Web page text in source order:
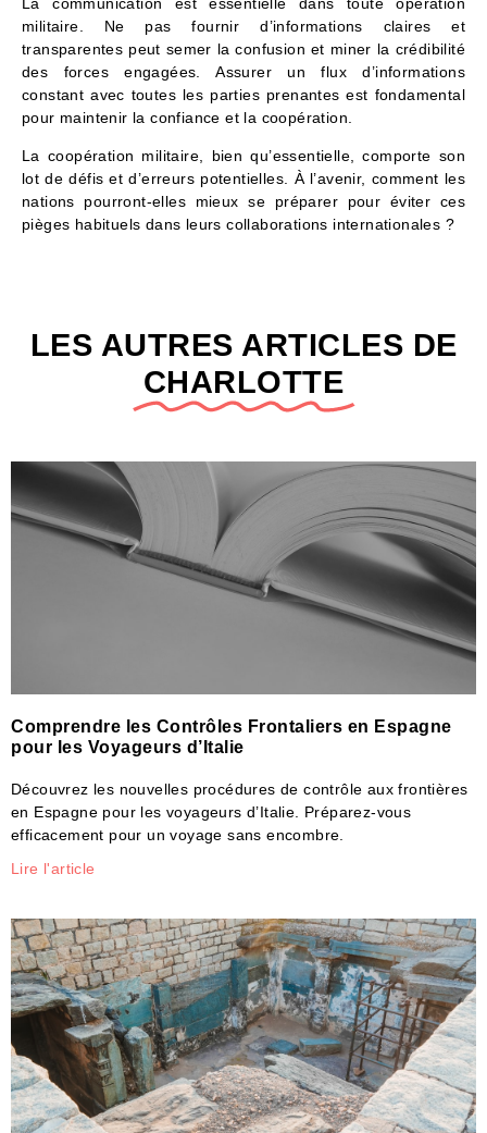
militaire. Ne pas fournir d’informations claires et
transparentes peut semer la confusion et miner la crédibilité
des forces engagées. Assurer un flux d’informations
constant avec toutes les parties prenantes est fondamental
pour maintenir la confiance et la coopération.
La coopération militaire, bien qu’essentielle, comporte son
lot de défis et d’erreurs potentielles. À l’avenir, comment les
nations pourront-elles mieux se préparer pour éviter ces
pièges habituels dans leurs collaborations internationales ?
LES AUTRES ARTICLES DE
CHARLOTTE
Comprendre les Contrôles Frontaliers en Espagne
pour les Voyageurs d’Italie
Découvrez les nouvelles procédures de contrôle aux frontières
en Espagne pour les voyageurs d’Italie. Préparez-vous
efficacement pour un voyage sans encombre.
Lire l'article